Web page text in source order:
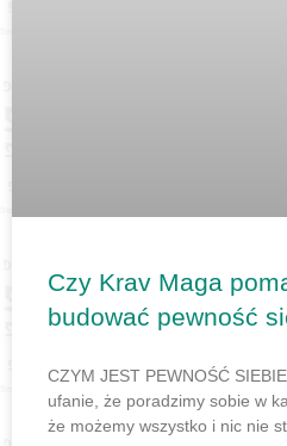
Czy Krav Maga
budować pewność
CZYM JEST PEWNOŚĆ
ufanie, że poradzimy sobie w
że możemy wszystko i nic nie